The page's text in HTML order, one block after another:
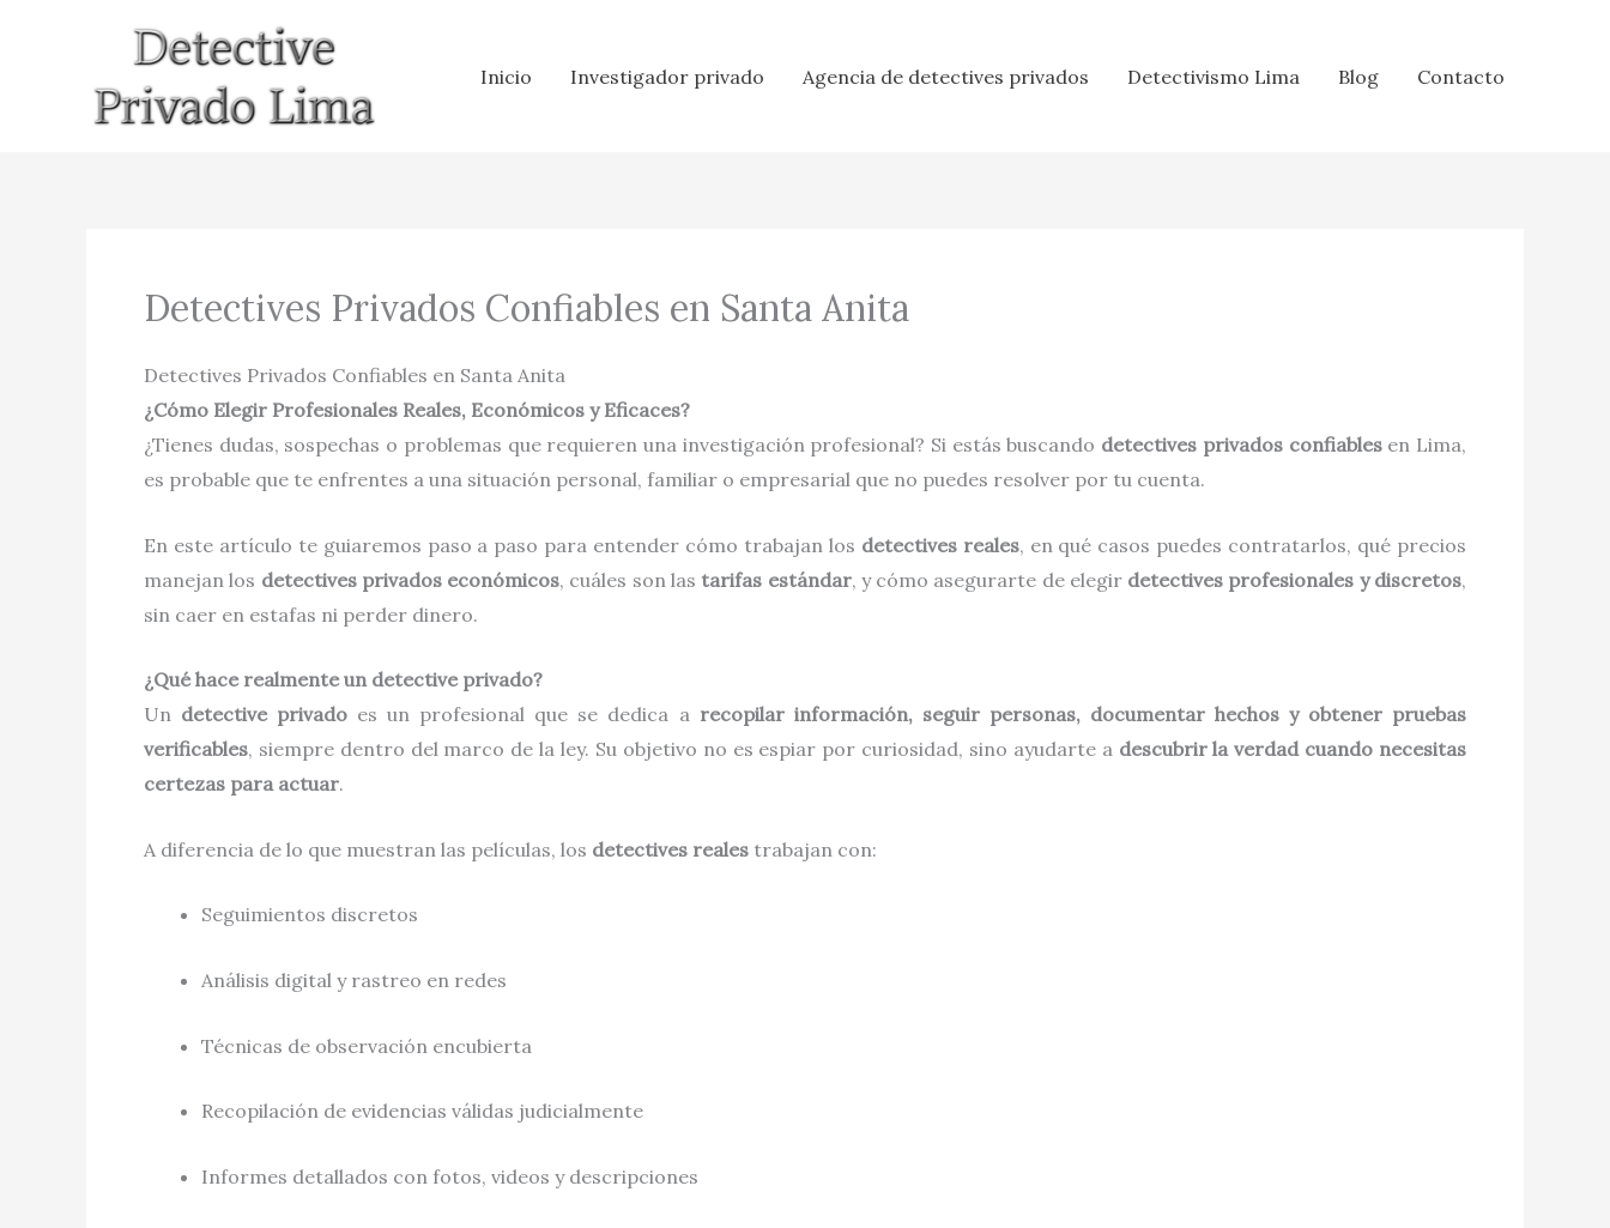
Inicio Investigador privado Agencia de detectives privados Detectivismo Lima Blog Contacto
Detectives Privados Confiables en Santa Anita
Detectives Privados Confiables en Santa Anita
¿Cómo Elegir Profesionales Reales, Económicos y Eficaces?
¿Tienes dudas, sospechas o problemas que requieren una investigación profesional? Si estás buscando detectives privados confiablesen Lima,
es probable que te enfrentes a una situación personal, familiar o empresarial que no puedes resolver por tu cuenta.
En este artículo te guiaremos paso a paso para entender cómo trabajan los detectives reales, en qué casos puedes contratarlos, qué precios
manejan los detectives privados económicos, cuáles son las tarifas estándar, y cómo asegurarte de elegir detectives profesionales y discretos,
sin caer en estafas ni perder dinero.
¿Qué hace realmente un detective privado?
Un detective privado es un profesional que se dedica a recopilar información, seguir personas, documentar hechos y obtener pruebas
verificables, siempre dentro del marco de la ley. Su objetivo no es espiar por curiosidad, sino ayudarte a descubrir la verdad cuando necesitas
certezas para actuar.
A diferencia de lo que muestran las películas, los detectives reales trabajan con:
Seguimientos discretos
Análisis digital y rastreo en redes
Técnicas de observación encubierta
Recopilación de evidencias válidas judicialmente
Informes detallados con fotos, videos y descripciones